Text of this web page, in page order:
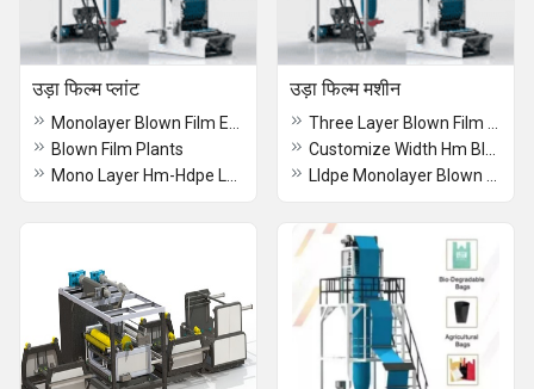
उड़ा फिल्म प्लांट
Blown Film Plants
उड़ा फिल्म मशीन